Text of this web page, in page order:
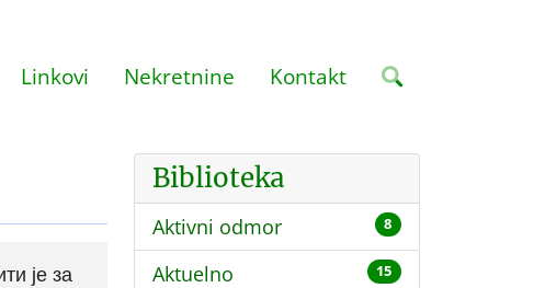
Linkovi Nekretnine Kontakt
је за
Biblioteka
Aktivni odmor 8
Aktuelno 15